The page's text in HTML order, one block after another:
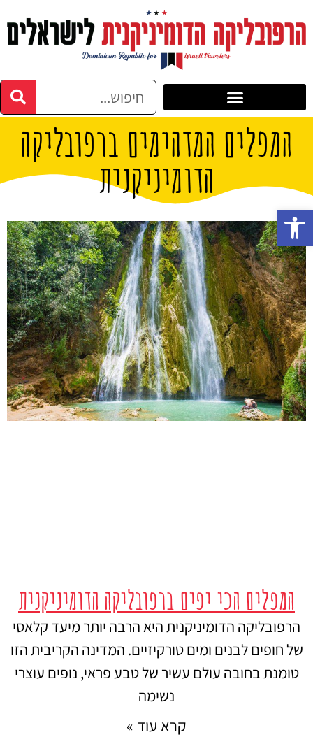
המפלים המדהימים ברפובליקה
הדומיניקנית
המפלים הכי יפים ברפובליקה הדומיניקנית
הרפובליקה הדומיניקנית היא הרבה יותר מיעד קלאסי
של חופים לבנים ומים טורקיזיים. המדינה הקריבית הזו
טומנת בחובה עולם עשיר של טבע פראי, נופים עוצרי
נשימה
קרא עוד »
פתח סרגל נגישות